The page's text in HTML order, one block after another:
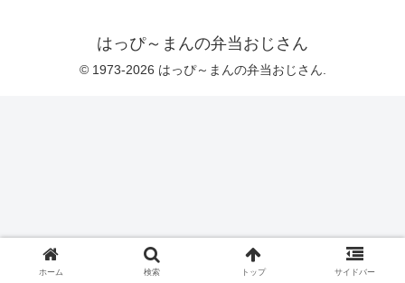
はっぴ～まんの弁当おじさん
© 1973-2026 はっぴ～まんの弁当おじさん.
ホーム 検索 トップ サイドバー